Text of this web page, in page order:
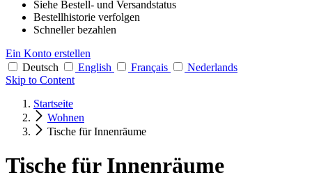
Siehe Bestell- und Versandstatus
Bestellhistorie verfolgen
Schneller bezahlen
Ein Konto erstellen
Deutsch
English Français
Nederlands
Skip to Content
Startseite
Wohnen
Tische für Innenräume
Tische für Innenräume